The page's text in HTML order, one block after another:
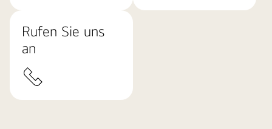
Rufen Sie uns
an